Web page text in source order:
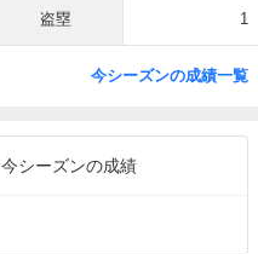
盗塁 1
今シーズンの成績一覧
今シーズンの成績